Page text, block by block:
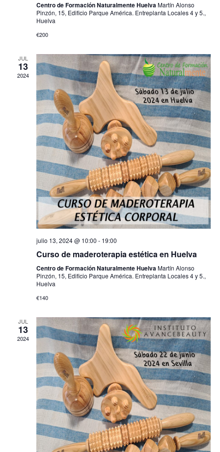
Centro de Formación Naturalmente HuelvaMartín Alonso
Pinzón, 15, Edificio Parque América. Entreplanta Locales 4 y 5.,
Huelva
€200
JUL
13
2024
julio 13, 2024 @ 10:00 - 19:00
Curso de maderoterapia estética en Huelva
Centro de Formación Naturalmente HuelvaMartín Alonso
Pinzón, 15, Edificio Parque América. Entreplanta Locales 4 y 5.,
Huelva
€140
JUL
13
2024